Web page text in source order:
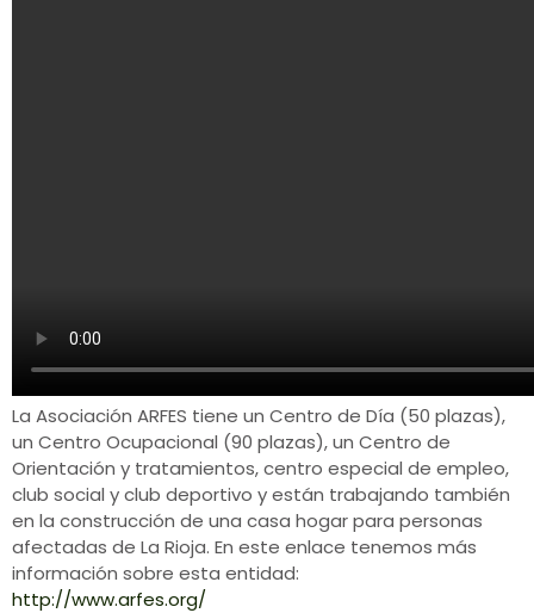
La Asociación ARFES tiene un Centro de Día (50 plazas),
un Centro Ocupacional (90 plazas), un Centro de
Orientación y tratamientos, centro especial de empleo,
club social y club deportivo y están trabajando también
en la construcción de una casa hogar para personas
afectadas de La Rioja. En este enlace tenemos más
información sobre esta entidad:
http://www.arfes.org/